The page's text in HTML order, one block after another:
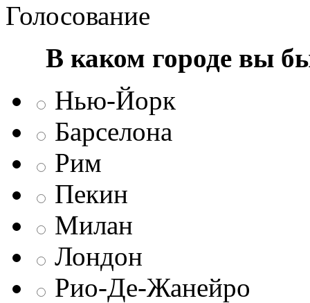
Голосование
В каком городе вы
Нью-Йорк
Барселона
Рим
Пекин
Милан
Лондон
Рио-Де-Жанейро